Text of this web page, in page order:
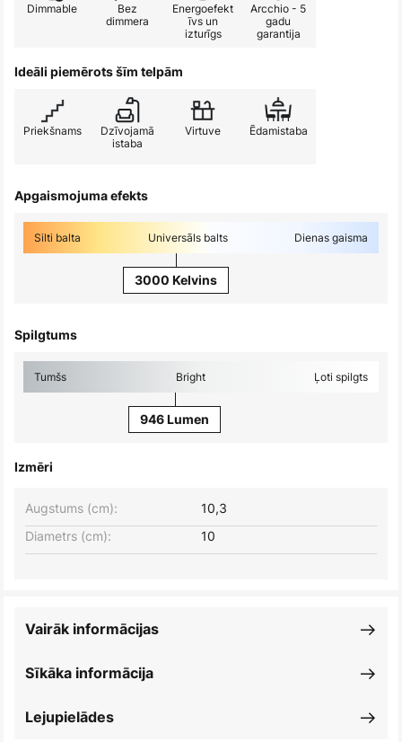
Dimmable
Bez
dimmera
Energoefekt
īvs un
izturīgs
Arcchio - 5
gadu
garantija
Ideāli piemērots šīm telpām
Priekšnams
Dzīvojamā
istaba
Virtuve Ēdamistaba
Apgaismojuma efekts
Silti balta Universāls balts Dienas gaisma
3000 Kelvins
Spilgtums
Tumšs Bright Ļoti spilgts
946 Lumen
Izmēri
Augstums (cm):
10,3
Diametrs (cm):
10
Sīkāka informācija
Vairāk informācijas
Lejupielādes